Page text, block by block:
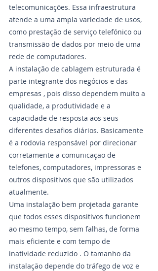
telecomunicações. Essa infraestrutura
atende a uma ampla variedade de usos,
como prestação de serviço telefónico ou
transmissão de dados por meio de uma
rede de computadores.
A instalação de cablagem estruturada é
parte integrante dos negócios e das
empresas , pois disso dependem muito a
qualidade, a produtividade e a
capacidade de resposta aos seus
diferentes desafios diários. Basicamente
é a rodovia responsável por direcionar
corretamente a comunicação de
telefones, computadores, impressoras e
outros dispositivos que são utilizados
atualmente.
Uma instalação bem projetada garante
que todos esses dispositivos funcionem
ao mesmo tempo, sem falhas, de forma
mais eficiente e com tempo de
inatividade reduzido . O tamanho da
instalação depende do tráfego de voz e